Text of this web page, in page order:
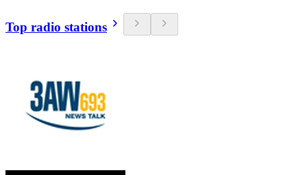
Top radio stations